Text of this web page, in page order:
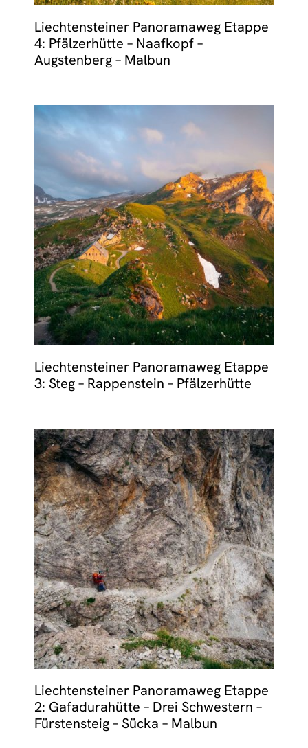
Liechtensteiner Panoramaweg Etappe
4: Pfälzerhütte – Naafkopf –
Augstenberg – Malbun
Liechtensteiner Panoramaweg Etappe
3: Steg – Rappenstein – Pfälzerhütte
Liechtensteiner Panoramaweg Etappe
2: Gafadurahütte – Drei Schwestern –
Fürstensteig – Sücka – Malbun